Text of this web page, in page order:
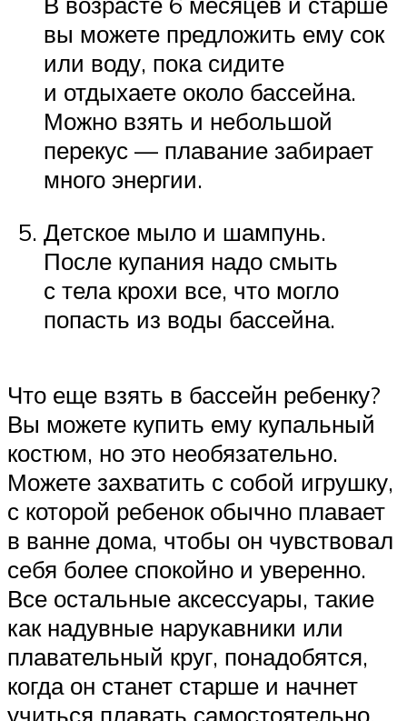
вы можете предложить ему сок
или воду, пока сидите
и отдыхаете около бассейна.
Можно взять и небольшой
перекус — плавание забирает
много энергии.
Детское мыло и шампунь.
После купания надо смыть
с тела крохи все, что могло
попасть из воды бассейна.
Что еще взять в бассейн ребенку?
Вы можете купить ему купальный
костюм, но это необязательно.
Можете захватить с собой игрушку,
с которой ребенок обычно плавает
в ванне дома, чтобы он чувствовал
себя более спокойно и уверенно.
Все остальные аксессуары, такие
как надувные нарукавники или
плавательный круг, понадобятся,
когда он станет старше и начнет
учиться плавать самостоятельно,